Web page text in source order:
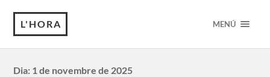
L'HORA MENÚ
Dia: 1 de novembre de 2025